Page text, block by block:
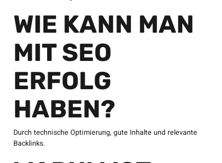
WIE KANN MAN
MIT SEO
ERFOLG
HABEN?
Durch technische Optimierung, gute Inhalte und relevante
Backlinks.